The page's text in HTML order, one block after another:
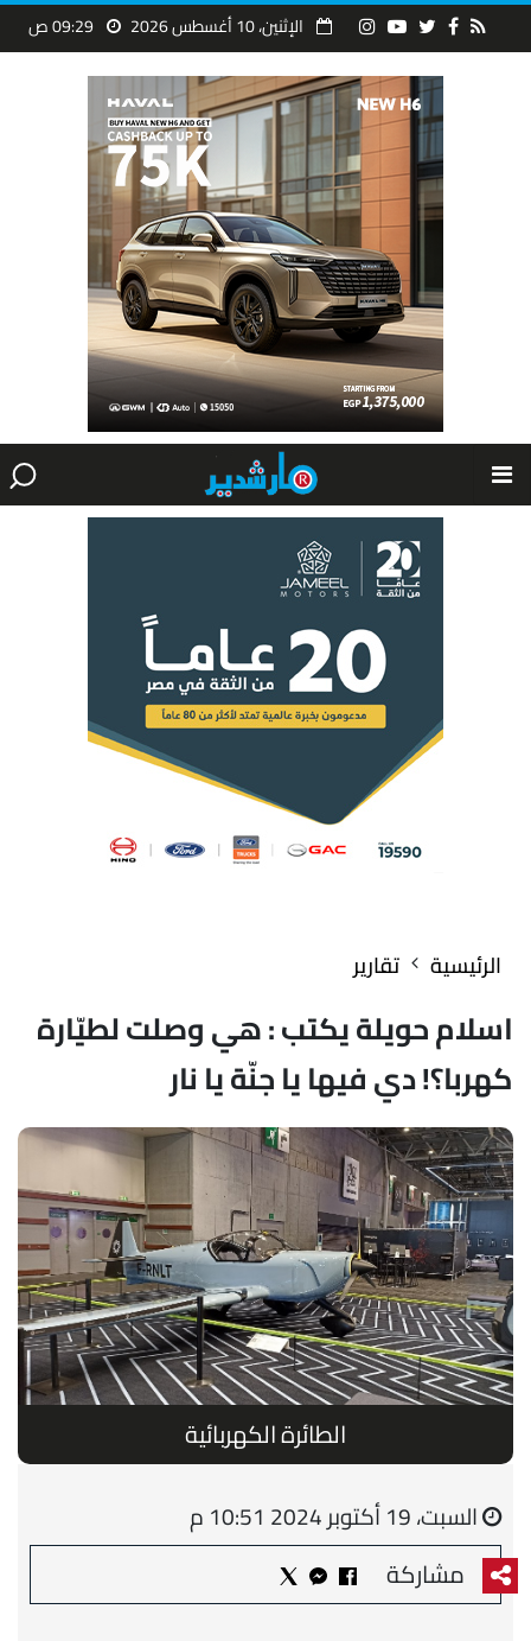
الإثنين، 10 أغسطس 2026 09:29 ص
الرئيسية تقارير
اسلام حويلة يكتب : هي وصلت لطيّارة
كهربا؟! دي فيها يا جنّة يا نار
الطائرة الكهربائية
السبت، 19 أكتوبر 2024 10:51 م
مشاركة